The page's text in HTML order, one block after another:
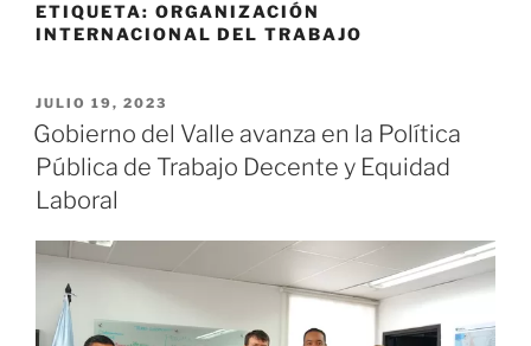
ETIQUETA: ORGANIZACIÓN
INTERNACIONAL DEL TRABAJO
PUBLICADO
EL
JULIO 19, 2023
Gobierno del Valle avanza en la Política
Pública de Trabajo Decente y Equidad
Laboral